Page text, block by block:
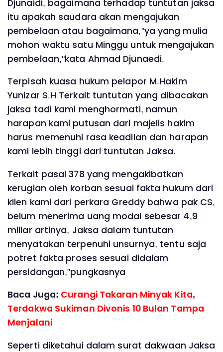
Djunaidi, bagaimana terhadap tuntutan jaksa
itu apakah saudara akan mengajukan
pembelaan atau bagaimana,"ya yang mulia
mohon waktu satu Minggu untuk mengajukan
pembelaan,"kata Ahmad Djunaedi.
Terpisah kuasa hukum pelapor M.Hakim
Yunizar S.H Terkait tuntutan yang dibacakan
jaksa tadi kami menghormati, namun
harapan kami putusan dari majelis hakim
harus memenuhi rasa keadilan dan harapan
kami lebih tinggi dari tuntutan Jaksa.
Terkait pasal 378 yang mengakibatkan
kerugian oleh korban sesuai fakta hukum dari
klien kami dari perkara Greddy bahwa pak CS,
belum menerima uang modal sebesar 4,9
miliar artinya, Jaksa dalam tuntutan
menyatakan terpenuhi unsurnya, tentu saja
potret fakta proses sesuai didalam
persidangan,"pungkasnya
Baca Juga: Curangi Takaran Minyak Kita,
Terdakwa Sukiman Divonis 10 Bulan Tampa
Menjalani
Seperti diketahui dalam surat dakwaan Jaksa